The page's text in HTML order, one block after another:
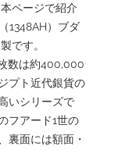
ページで紹介
1348AH）ブダ
です。
数は約400,000
プト近代銀貨の
いシリーズで
フアード1世の
裏面には額面・